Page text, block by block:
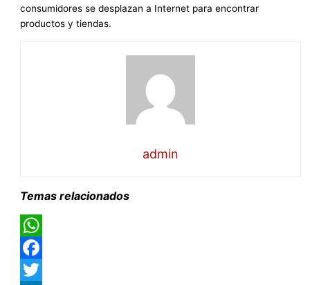
consumidores se desplazan a Internet para encontrar
productos y tiendas.
admin
Temas relacionados
WhatsApp
Facebook